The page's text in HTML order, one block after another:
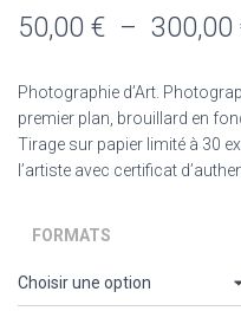
50,00 € – 300,00
Photographie d’Art.
premier plan, brouillard en
Tirage sur papier limité à 30
l’artiste avec certificat
FORMATS